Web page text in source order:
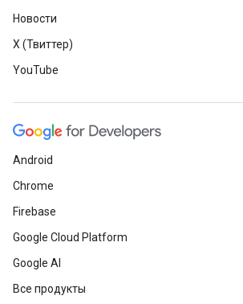
Новости
X (Твиттер)
YouTube
Android
Chrome
Firebase
Google Cloud Platform
Google AI
Все продукты